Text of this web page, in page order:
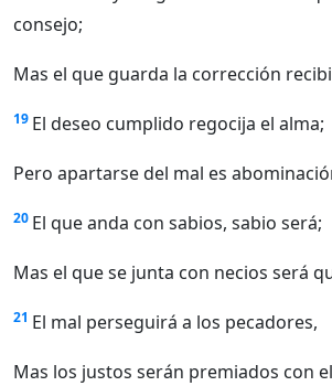
consejo;
Mas el que guarda la corrección
19 El deseo cumplido regocija el alma;
Pero apartarse del mal es
20 El que anda con sabios, sabio será;
Mas el que se junta con necios será
21 El mal perseguirá a los pecadores,
Mas los justos serán premiados con